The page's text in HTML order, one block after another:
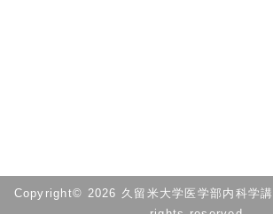
Copyright© 2026 久留米大学医学部内科学講